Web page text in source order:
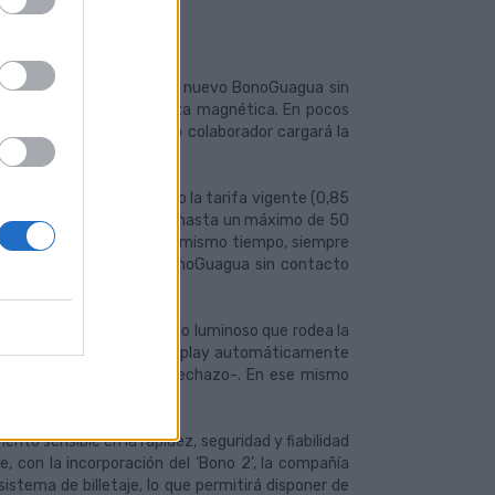
ya utilizan el nuevo BonoGuagua sin
antiguo con la tarjeta magnética. En pocos
o de un establecimiento colaborador cargará la
euros-.
monedero respetando la tarifa vigente (0,85
en múltiplos de cinco hasta un máximo de 50
varias personas al mismo tiempo, siempre
el usuario del BonoGuagua sin contacto
delante del círculo luminoso que rodea la
lector luminoso- y el display automáticamente
–o roja en caso de rechazo-. En ese mismo
la tarjeta.
sensible en la rapidez, seguridad y fiabilidad
la incorporación del ‘Bono 2’, la compañía
de billetaje, lo que permitirá disponer de